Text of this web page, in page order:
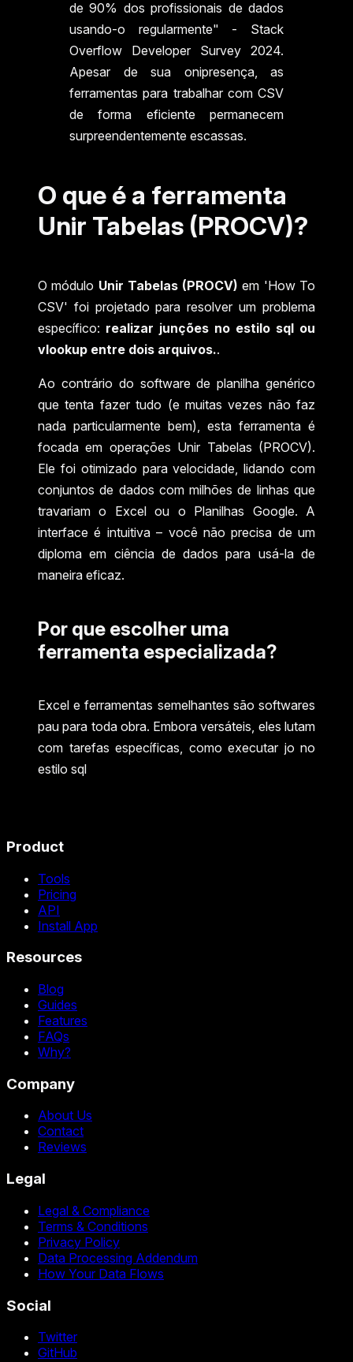
de 90% dos profissionais de dados
usando-o regularmente" - Stack
Overflow Developer Survey 2024.
Apesar de sua onipresença, as
ferramentas para trabalhar com CSV
de forma eficiente permanecem
surpreendentemente escassas.
O que é a ferramenta
Unir Tabelas (PROCV)?
O módulo Unir Tabelas (PROCV) em 'How To
CSV' foi projetado para resolver um problema
específico: realizar junções no estilo sql ou
vlookup entre dois arquivos..
Ao contrário do software de planilha genérico
que tenta fazer tudo (e muitas vezes não faz
nada particularmente bem), esta ferramenta é
focada em operações Unir Tabelas (PROCV).
Ele foi otimizado para velocidade, lidando com
conjuntos de dados com milhões de linhas que
travariam o Excel ou o Planilhas Google. A
interface é intuitiva – você não precisa de um
diploma em ciência de dados para usá-la de
maneira eficaz.
Por que escolher uma
ferramenta especializada?
Excel e ferramentas semelhantes são softwares
pau para toda obra. Embora versáteis, eles lutam
com tarefas específicas, como executar jo no
estilo sql
Product
Tools
Pricing
API
Install App
Resources
Blog
Guides
Features
FAQs
Why?
Company
About Us
Contact
Reviews
Legal
Legal & Compliance
Terms & Conditions
Privacy Policy
Data Processing Addendum
How Your Data Flows
Social
Twitter
GitHub